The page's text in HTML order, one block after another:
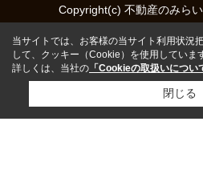
Copyright(c) 不動産のみら
当サイトでは、お客様の当サイト利用状況
して、クッキー（Cookie）を使用していま
詳しくは、当社の 「Cookieの取扱いについ
閉じる